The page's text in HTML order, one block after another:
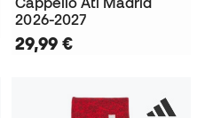
2026-2027
29,99 €